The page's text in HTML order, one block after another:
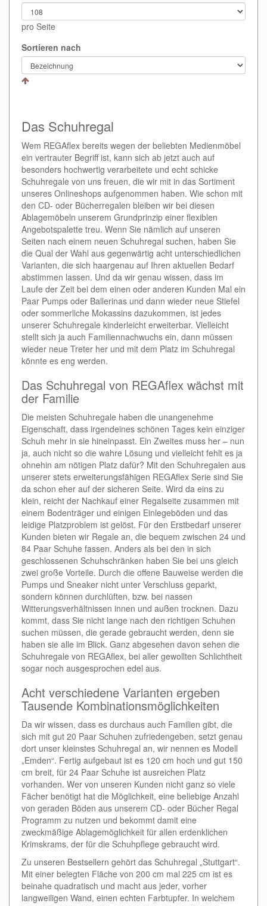
pro Seite
Sortieren nach
Das Schuhregal
Wem REGAflex bereits wegen der beliebten Medienmöbel
ein vertrauter Begriff ist, kann sich ab jetzt auch auf
besonders hochwertig verarbeitete und echt schicke
Schuhregale von uns freuen, die wir mit in das Sortiment
unseres Onlineshops aufgenommen haben. Wie schon mit
den CD- oder Bücherregalen bleiben wir bei diesen
Ablagemöbeln unserem Grundprinzip einer flexiblen
Angebotspalette treu. Wenn Sie nämlich auf unseren
Seiten nach einem neuen Schuhregal suchen, haben Sie
die Qual der Wahl aus gegenwärtig acht unterschiedlichen
Varianten, die sich haargenau auf Ihren aktuellen Bedarf
abstimmen lassen. Und da wir genau wissen, dass im
Laufe der Zeit bei dem einen oder anderen Kunden Mal ein
Paar Pumps oder Ballerinas und dann wieder neue Stiefel
oder sommerliche Mokassins dazukommen, ist jedes
unserer Schuhregale kinderleicht erweiterbar. Vielleicht
stellt sich ja auch Familiennachwuchs ein, dann müssen
wieder neue Treter her und mit dem Platz im Schuhregal
könnte es eng werden.
Das Schuhregal von REGAflex wächst mit
der Familie
Die meisten Schuhregale haben die unangenehme
Eigenschaft, dass irgendeines schönen Tages kein einziger
Schuh mehr in sie hineinpasst. Ein Zweites muss her – nun
ja, auch nicht so die wahre Lösung und vielleicht fehlt es ja
ohnehin am nötigen Platz dafür? Mit den Schuhregalen aus
unserer stets erweiterungsfähigen REGAflex Serie sind Sie
da schon eher auf der sicheren Seite. Wird da eins zu
klein, reicht der Nachkauf einer Regalseite zusammen mit
einem Bodenträger und einigen Einlegeböden und das
leidige Platzproblem ist gelöst. Für den Erstbedarf unserer
Kunden bieten wir Regale an, die bequem zwischen 24 und
84 Paar Schuhe fassen. Anders als bei den in sich
geschlossenen Schuhschränken haben Sie bei uns gleich
zwei große Vorteile. Durch die offene Bauweise werden die
Pumps und Sneaker nicht unter Verschluss geparkt,
sondern können durchlüften, bzw. bei nassen
Witterungsverhältnissen innen und außen trocknen. Dazu
kommt, dass Sie nicht lange nach den richtigen Schuhen
suchen müssen, die gerade gebraucht werden, denn sie
haben sie alle im Blick. Ganz abgesehen davon sehen die
Schuhregale von REGAflex, bei aller gewollten Schlichtheit
sogar noch ausgesprochen edel aus.
Acht verschiedene Varianten ergeben
Tausende Kombinationsmöglichkeiten
Da wir wissen, dass es durchaus auch Familien gibt, die
sich mit gut 20 Paar Schuhen zufriedengeben, setzt genau
dort unser kleinstes Schuhregal an, wir nennen es Modell
„Emden“. Fertig aufgebaut ist es 120 cm hoch und gut 150
cm breit, für 24 Paar Schuhe ist ausreichen Platz
vorhanden. Wer von unseren Kunden nicht ganz so viele
Fächer benötigt hat die Möglichkeit, eine beliebige Anzahl
von geraden Böden aus unserem CD- oder Bücher Regal
Programm zu nutzen und bekommt damit eine
zweckmäßige Ablagemöglichkeit für allen erdenklichen
Krimskrams, der für die Schuhpflege gebraucht wird.
Zu unseren Bestsellern gehört das Schuhregal „Stuttgart“.
Mit einer belegten Fläche von 200 cm mal 225 cm ist es
beinahe quadratisch und macht aus jeder, vorher
langweiligen Wand, einen echten Farbtupfer. In welchem